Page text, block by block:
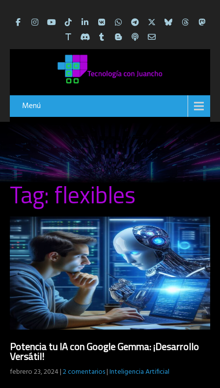
Menú
Tag: flexibles
Potencia tu IA con Google Gemma: ¡Desarrollo
Versátil!
febrero 23, 2024|2 comentarios|Inteligencia Artificial